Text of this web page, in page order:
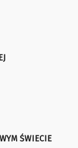
ŚWIECIE